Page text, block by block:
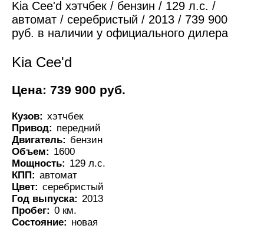
Kia Cee'd хэтчбек / бензин / 129 л.с. /
автомат / серебристый / 2013 / 739 900
руб. в наличии у официального дилера
Kia Cee'd
Цена: 739 900 руб.
Кузов: хэтчбек
Привод: передний
Двигатель: бензин
Объем: 1600
Мощность: 129 л.с.
КПП: автомат
Цвет: серебристый
Год выпуска: 2013
Пробег: 0 км.
Состояние: новая